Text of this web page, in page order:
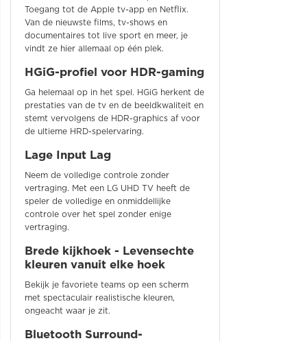
Toegang tot de Apple tv-app en Netflix.
Van de nieuwste films, tv-shows en
documentaires tot live sport en meer, je
vindt ze hier allemaal op één plek.
HGiG-profiel voor HDR-gaming
Ga helemaal op in het spel. HGiG herkent de
prestaties van de tv en de beeldkwaliteit en
stemt vervolgens de HDR-graphics af voor
de ultieme HRD-spelervaring.
Lage Input Lag
Neem de volledige controle zonder
vertraging. Met een LG UHD TV heeft de
speler de volledige en onmiddellijke
controle over het spel zonder enige
vertraging.
Brede kijkhoek - Levensechte
kleuren vanuit elke hoek
Bekijk je favoriete teams op een scherm
met spectaculair realistische kleuren,
ongeacht waar je zit.
Bluetooth Surround-